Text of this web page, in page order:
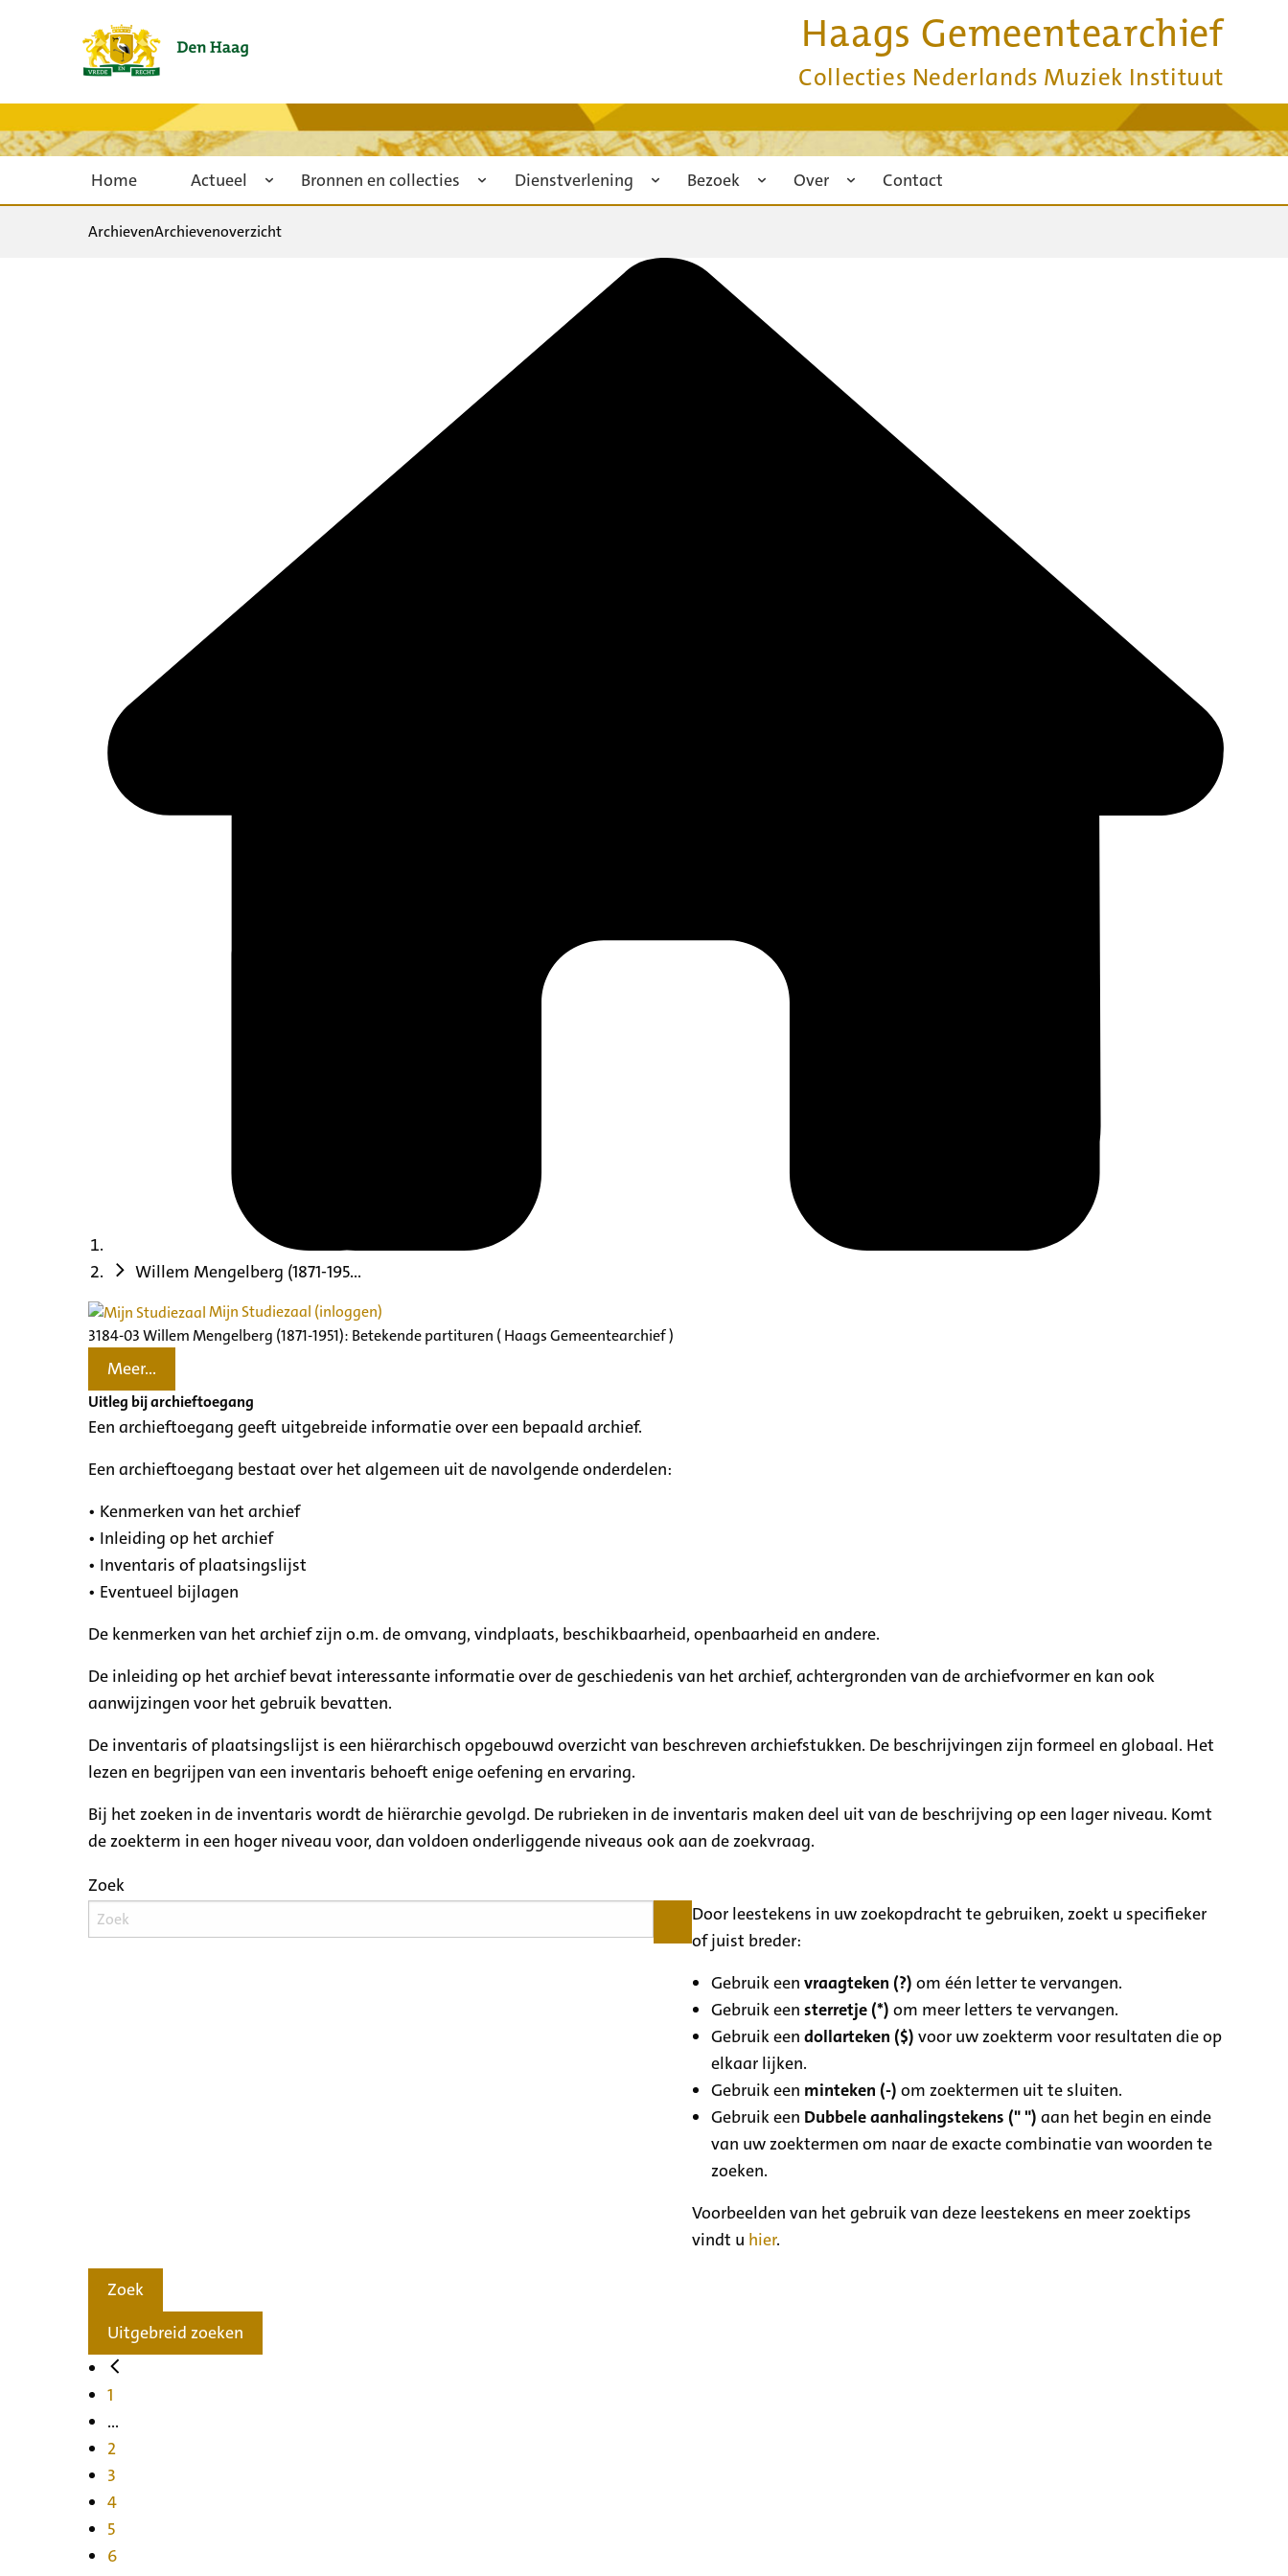
Haags Gemeentearchief
Collecties Nederlands Muziek Instituut
Home Actueel Bronnen en collecties Dienstverlening Bezoek Over Contact
ArchievenArchievenoverzicht
Willem Mengelberg (1871-195...
Mijn Studiezaal (inloggen)
3184-03 Willem Mengelberg (1871-1951): Betekende partituren ( Haags Gemeentearchief )
Meer...
Uitleg bij archieftoegang
Een archieftoegang geeft uitgebreide informatie over een bepaald archief.
Een archieftoegang bestaat over het algemeen uit de navolgende onderdelen:
• Kenmerken van het archief
• Inleiding op het archief
• Inventaris of plaatsingslijst
• Eventueel bijlagen
De kenmerken van het archief zijn o.m. de omvang, vindplaats, beschikbaarheid, openbaarheid en andere.
De inleiding op het archief bevat interessante informatie over de geschiedenis van het archief, achtergronden van de archiefvormer en kan ook
aanwijzingen voor het gebruik bevatten.
De inventaris of plaatsingslijst is een hiërarchisch opgebouwd overzicht van beschreven archiefstukken. De beschrijvingen zijn formeel en globaal. Het
lezen en begrijpen van een inventaris behoeft enige oefening en ervaring.
Bij het zoeken in de inventaris wordt de hiërarchie gevolgd. De rubrieken in de inventaris maken deel uit van de beschrijving op een lager niveau. Komt
de zoekterm in een hoger niveau voor, dan voldoen onderliggende niveaus ook aan de zoekvraag.
Zoek
Door leestekens in uw zoekopdracht te gebruiken, zoekt u specifieker
of juist breder:
Gebruik eenvraagteken (?) om één letter te vervangen.
Gebruik eensterretje (*) om meer letters te vervangen.
Gebruik eendollarteken ($) voor uw zoekterm voor resultaten die op
elkaar lijken.
Gebruik een minteken (-) om zoektermen uit te sluiten.
Gebruik een Dubbele aanhalingstekens (" ") aan het begin en einde
van uw zoektermen om naar de exacte combinatie van woorden te
zoeken.
Voorbeelden van het gebruik van deze leestekens en meer zoektips
vindt u hier.
Zoek
Uitgebreid zoeken
1
...
2
3
4
5
6